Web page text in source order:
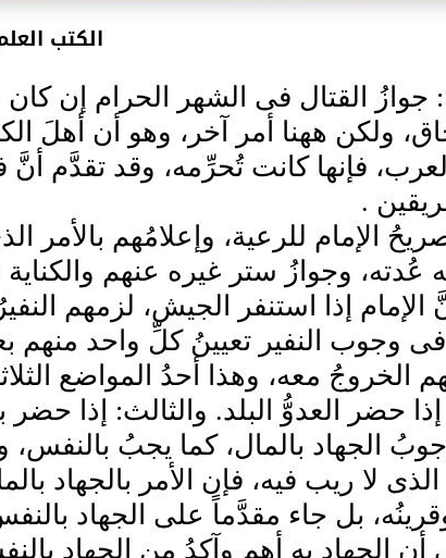
الكتب
جوازُ القتال فى الشهر الحرام إن
ولكن ههنا أمر آخر، وهو أن أهلَ
فإنها كانت تُحرِّمه، وقد تقدَّم أنَّ
.
الإمام للرعية، وإعلامُهم بالأمر
عُدته، وجوازُ ستر غيره عنهم
الإمام إذا استنفر الجيش، لزمهم
وجوب النفير تعيينُ كلِّ واحد منهم
الخروجُ معه، وهذا أحدُ المواضع
إذا حضر العدوُّ البلد. والثالث: إذا
الجهاد بالمال، كما يجبُ
لا ريب فيه، فإن الأمر بالجهاد
بل جاء مقدَّماً على الجهاد
الجهاد به أهم وآكدُ من الجهاد